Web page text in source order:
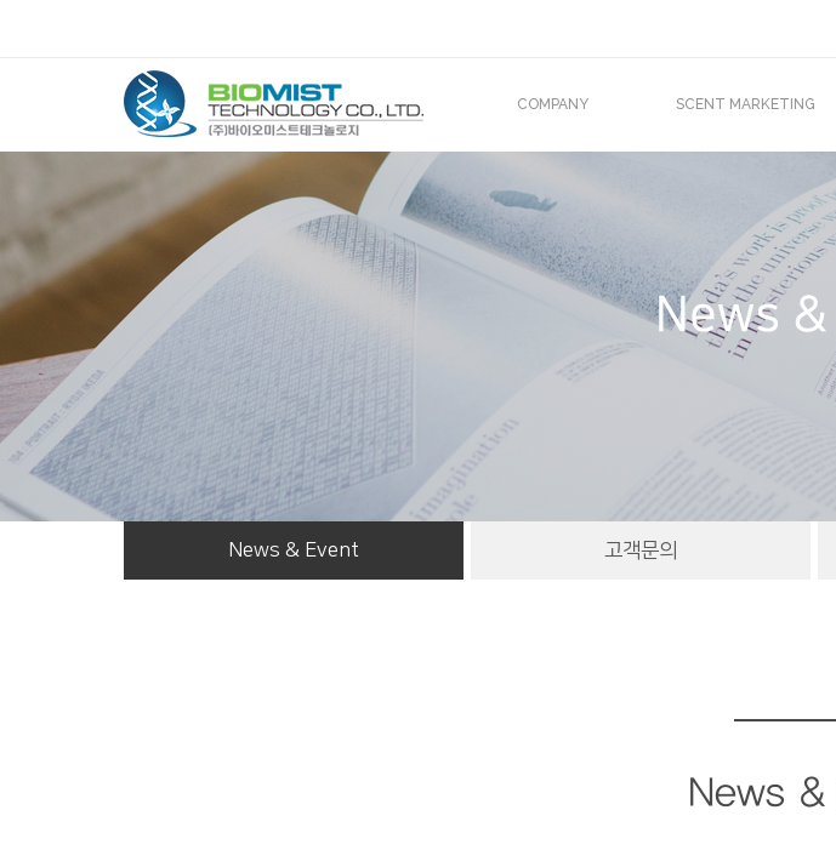
COMPANY
조직도
산업재산권
SCENT MARKETING
바이오미스트
아이센트
주문제작 서비스
News & Event 고객문의
News &